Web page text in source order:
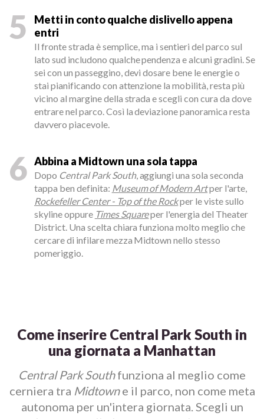
5
Metti in conto qualche dislivello appena
entri
Il fronte strada è semplice, ma i sentieri del parco sul
lato sud includono qualche pendenza e alcuni gradini. Se
sei con un passeggino, devi dosare bene le energie o
stai pianificando con attenzione la mobilità, resta più
vicino al margine della strada e scegli con cura da dove
entrare nel parco. Così la deviazione panoramica resta
davvero piacevole.
6 Abbina a Midtown una sola tappa
Dopo Central Park South, aggiungi una sola seconda
tappa ben definita: Museum of Modern Artper l'arte,
Rockefeller Center - Top of the Rockper le viste sullo
skyline oppure Times Squareper l'energia del Theater
District. Una scelta chiara funziona molto meglio che
cercare di infilare mezza Midtown nello stesso
pomeriggio.
Come inserire Central Park South in
una giornata a Manhattan
Central Park Southfunziona al meglio come
cerniera tra Midtowne il parco, non come meta
autonoma per un'intera giornata. Scegli un